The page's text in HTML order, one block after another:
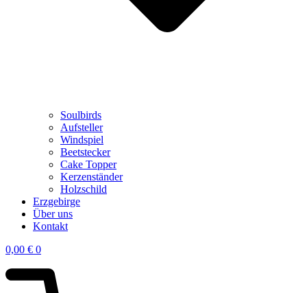
Soulbirds
Aufsteller
Windspiel
Beetstecker
Cake Topper
Kerzenständer
Holzschild
Erzgebirge
Über uns
Kontakt
0,00 € 0